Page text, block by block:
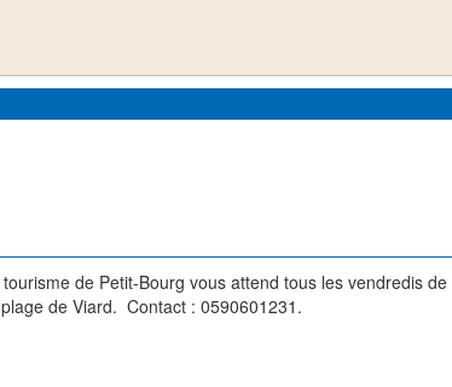
de Petit-Bourg vous attend tous les vendredis de
de Viard. Contact : 0590601231.